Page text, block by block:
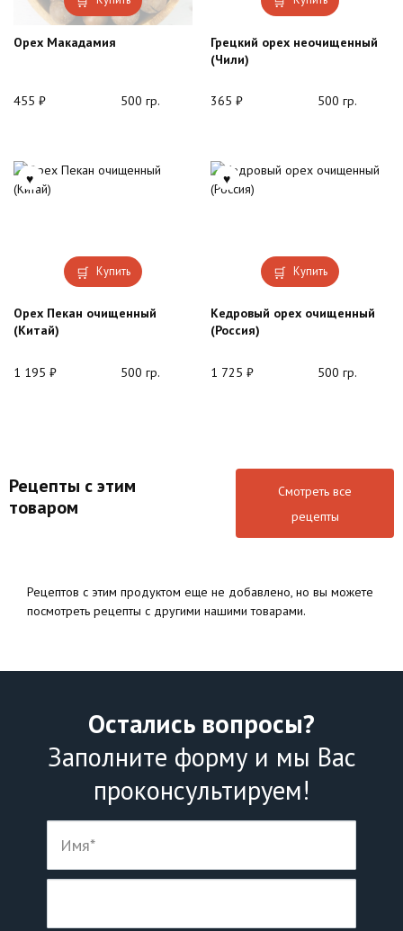
Орех Макадамия
455 ₽ 500 гр.
Грецкий орех неочищенный
(Чили)
365 ₽ 500 гр.
Купить
Орех Пекан очищенный
(Китай)
1 195 ₽ 500 гр.
Купить
Кедровый орех очищенный
(Россия)
1 725 ₽ 500 гр.
Рецепты с этим
товаром
Смотреть все
рецепты
Рецептов с этим продуктом еще не добавлено, но вы можете
посмотреть рецепты с другими нашими товарами.
Остались вопросы?
Заполните форму и мы Вас
проконсультируем!